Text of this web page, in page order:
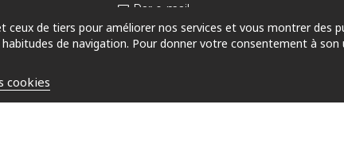
Par e-mail
ceux de tiers pour améliorer nos services et vous montrer des
de navigation. Pour donner votre consentement à son
cookies